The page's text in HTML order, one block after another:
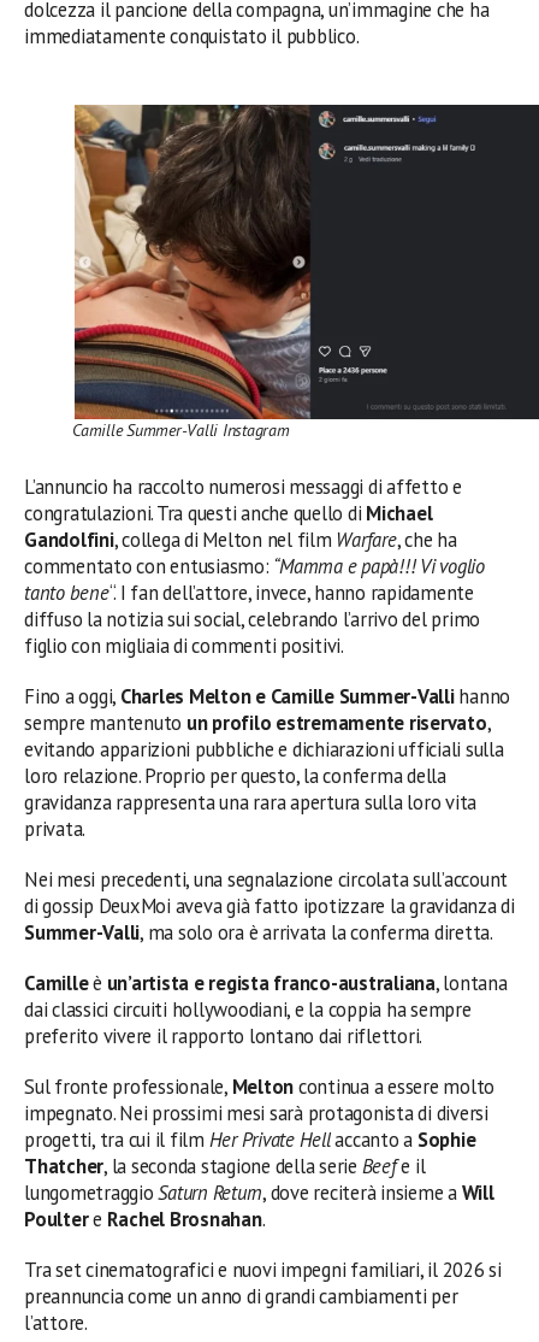
dolcezza il pancione della compagna, un’immagine che ha
immediatamente conquistato il pubblico.
Camille Summer-Valli Instagram
L’annuncio ha raccolto numerosi messaggi di affetto e
congratulazioni. Tra questi anche quello di Michael
Gandolfini, collega di Melton nel film Warfare, che ha
commentato con entusiasmo: “Mamma e papà!!! Vi voglio
tanto bene“. I fan dell’attore, invece, hanno rapidamente
diffuso la notizia sui social, celebrando l’arrivo del primo
figlio con migliaia di commenti positivi.
Fino a oggi, Charles Melton e Camille Summer-Vallihanno
sempre mantenuto un profilo estremamente riservato,
evitando apparizioni pubbliche e dichiarazioni ufficiali sulla
loro relazione. Proprio per questo, la conferma della
gravidanza rappresenta una rara apertura sulla loro vita
privata.
Nei mesi precedenti, una segnalazione circolata sull’account
di gossip DeuxMoi aveva già fatto ipotizzare la gravidanza di
Summer-Valli, ma solo ora è arrivata la conferma diretta.
Camilleè un’artista e regista franco-australiana, lontana
dai classici circuiti hollywoodiani, e la coppia ha sempre
preferito vivere il rapporto lontano dai riflettori.
Sul fronte professionale, Meltoncontinua a essere molto
impegnato. Nei prossimi mesi sarà protagonista di diversi
progetti, tra cui il film Her Private Hellaccanto a Sophie
Thatcher, la seconda stagione della serie Beefe il
lungometraggioSaturn Return, dove reciterà insieme aWill
Poultere Rachel Brosnahan.
Tra set cinematografici e nuovi impegni familiari, il 2026 si
preannuncia come un anno di grandi cambiamenti per
l’attore.